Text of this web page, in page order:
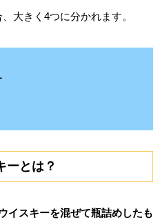
大きく4つに分かれます。
ーとは？
イスキーを混ぜて瓶詰めしたも